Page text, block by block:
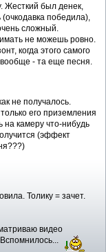
Жесткий был денек,
победила),
сложный.
не можешь ровно.
когда этого самого
- та еще песня.
не получалось.
его приземления
на камеру что-нибудь
(эффект
Толику = зачет.
видео